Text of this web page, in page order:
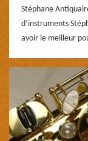
Stéphane
d’instruments
avoir le meilleur